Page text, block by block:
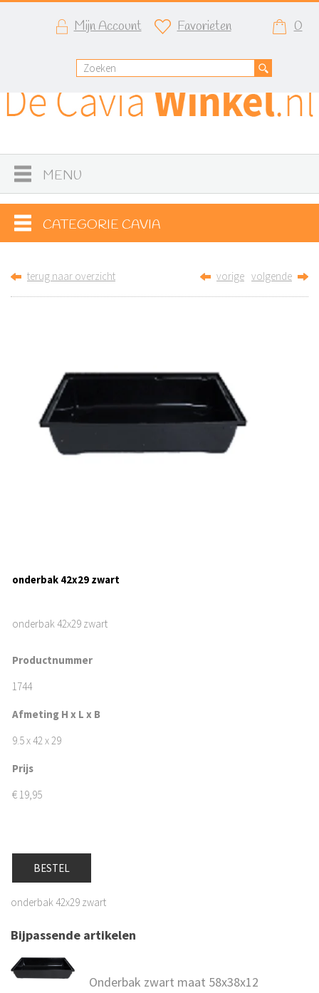
Mijn Account Favorieten 0
MENU
CATEGORIE CAVIA
terug naar overzicht vorige volgende
onderbak 42x29 zwart
onderbak 42x29 zwart
Productnummer
1744
Afmeting H x L x B
9.5 x 42 x 29
Prijs
€ 19,95
BESTEL
onderbak 42x29 zwart
Bijpassende artikelen
Onderbak zwart maat 58x38x12